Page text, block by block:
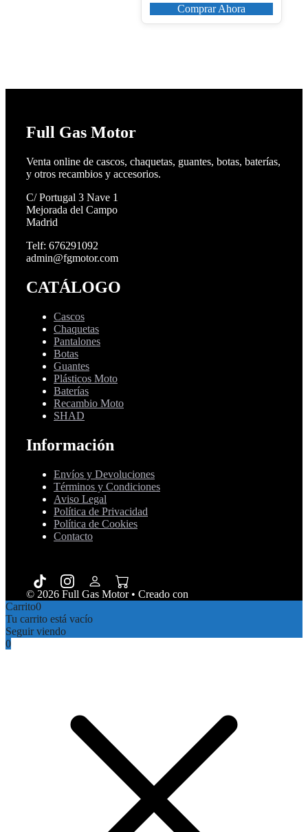
10,85€
hasta
Comprar Ahora
Full Gas Motor
Venta online de cascos, chaquetas, guantes, botas, baterías,
y otros recambios y accesorios.
C/ Portugal 3 Nave 1
Mejorada del Campo
Madrid
Telf: 676291092
admin@fgmotor.com
CATÁLOGO
Cascos
Chaquetas
Pantalones
Botas
Guantes
Plásticos Moto
Baterías
Recambio Moto
SHAD
Información
Envíos y Devoluciones
Términos y Condiciones
Aviso Legal
Política de Privacidad
Política de Cookies
Contacto
© 2026 Full Gas Motor• Creado con
Carrito0
Tu carrito está vacío
Seguir viendo
0